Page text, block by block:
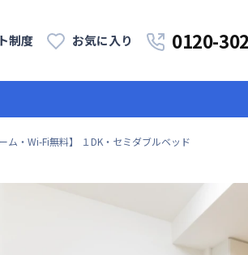
制度 お気に入り 0120-
ム・Wi-Fi無料】 １DK・セミダブルベッド